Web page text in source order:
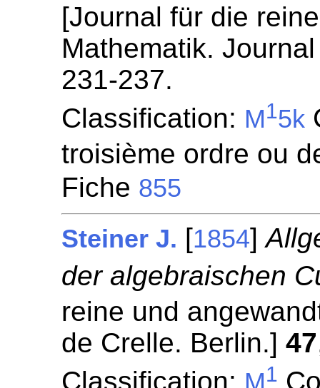
[Journal für die
Mathematik.
231-237.
Classification: M15k
troisième ordre ou
Fiche 855
Steiner J. [1854]
der algebraischen
reine und
de Crelle. Berlin.]47
Classification: M1